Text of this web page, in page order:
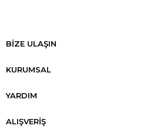
BİZE ULAŞIN
KURUMSAL
YARDIM
ALIŞVERİŞ